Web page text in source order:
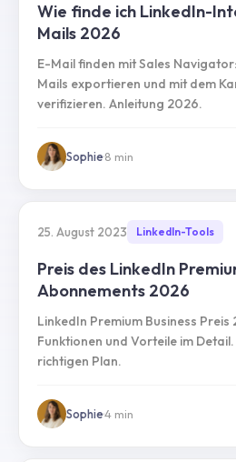
Wie finde ich LinkedIn-
Mails 2026
E-Mail finden mit Sales
Mails exportieren und mit dem
verifizieren. Anleitung 2026.
Sophie·8 min
25. August 2023 LinkedIn-Tools
Preis des LinkedIn
Abonnements 2026
LinkedIn Premium Business Preis
Funktionen und Vorteile im
richtigen Plan.
Sophie·4 min